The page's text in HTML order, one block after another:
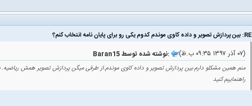
RE: بین پردازش تصویر و داده کاوی موندم کدوم یکی رو برای پایان نامه انتخاب کنم؟
(۰۷ آذر ۱۳۹۷ ۰۹:۳۵ ب.ظ) Baran15 نوشته شده توسط:
منم همین مشکلو دارم بین پردازش تصویر و داده کاوی موندم.از طرفی میگن پردازش تصویر همش
راهنماییم کنید